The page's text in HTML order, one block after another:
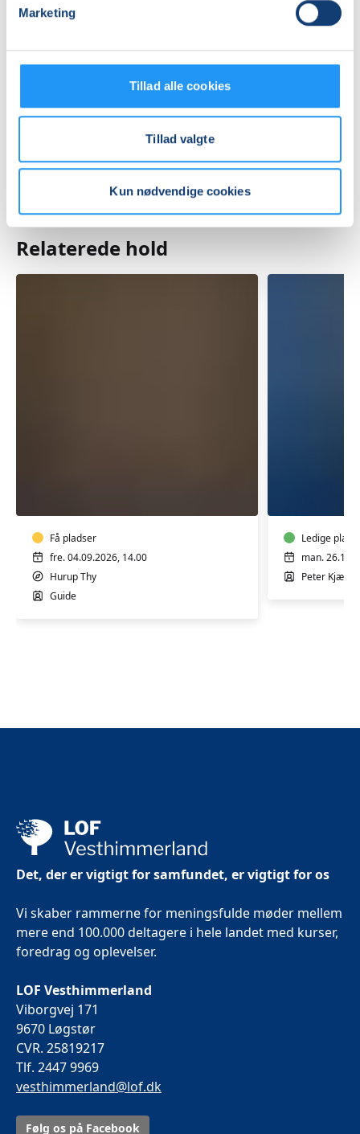
Marketing
Tillad alle cookies
Tillad valgte
Kun nødvendige cookies
Se på kort
Praktiske oplysninger
Relaterede hold
Museum
for
Kunst
THY
Få pladser
fre. 04.09.2026, 14.00
Hurup Thy
Guide
Ledige
man.
Peter Kjær
Det, der er vigtigt for samfundet, er vigtigt for os
Vi skaber rammerne for meningsfulde møder mellem
mere end 100.000 deltagere i hele landet med kurser,
foredrag og oplevelser.
LOF Vesthimmerland
Viborgvej 171
9670 Løgstør
CVR. 25819217
Tlf. 2447 9969
vesthimmerland@lof.dk
Følg os på Facebook